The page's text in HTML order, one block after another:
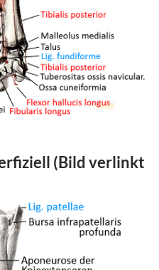
(Bild verlinkt